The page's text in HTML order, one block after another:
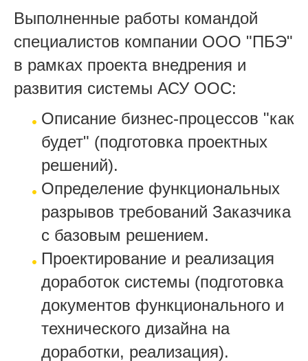
Выполненные работы командой
специалистов компании ООО "ПБЭ"
в рамках проекта внедрения и
развития системы АСУ ООС:
Описание бизнес-процессов "как
будет" (подготовка проектных
решений).
Определение функциональных
разрывов требований Заказчика
с базовым решением.
Проектирование и реализация
доработок системы (подготовка
документов функционального и
технического дизайна на
доработки, реализация).